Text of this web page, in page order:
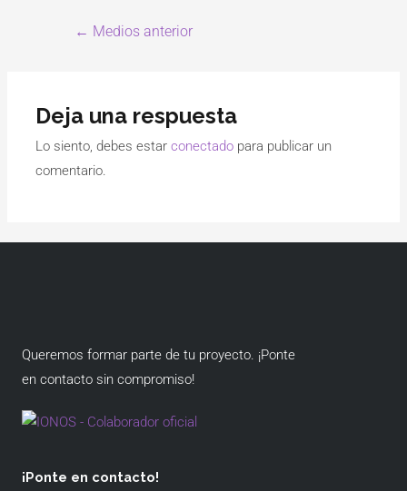
← Medios anterior
Deja una respuesta
Lo siento, debes estarconectado para publicar un
comentario.
Queremos formar parte de tu proyecto. ¡Ponte
en contacto sin compromiso!
¡Ponte en contacto!